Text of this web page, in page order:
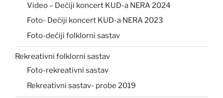
Video – Dečiji koncert KUD-a NERA 2024
Foto- Dečiji koncert KUD-a NERA 2023
Foto-dečiji folklorni sastav
Rekreativni folklorni sastav
Foto-rekreativni sastav
Rekreativni sastav- probe 2019